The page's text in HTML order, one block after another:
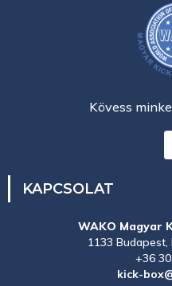
Kövess
KAPCSOLAT
WAKO Magyar
1133
+36
kick-